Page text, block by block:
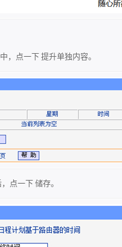
，点一下 提升单独内容。
点一下 储存。